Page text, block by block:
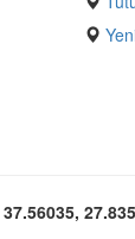
37.56035,